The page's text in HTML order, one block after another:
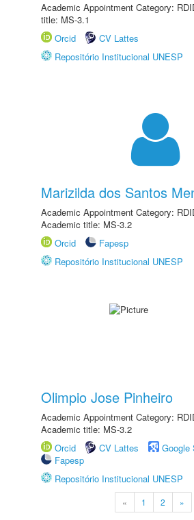
Academic Appointment Category:
title: MS-3.1
Orcid
CV Lattes
Repositório Institucional UNESP
Marizilda dos Santos
Academic Appointment Category:
Academic title: MS-3.2
Orcid
Fapesp
Repositório Institucional UNESP
Olimpio Jose Pinheiro
Academic Appointment Category:
Academic title: MS-3.2
Orcid
CV Lattes
Google
Fapesp
Repositório Institucional UNESP
« 1 2 »